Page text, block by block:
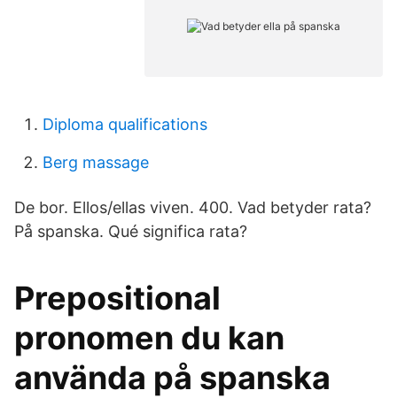
Diploma qualifications
Berg massage
De bor. Ellos/ellas viven. 400. Vad betyder rata?
På spanska. Qué significa rata?
Prepositional
pronomen du kan
använda på spanska